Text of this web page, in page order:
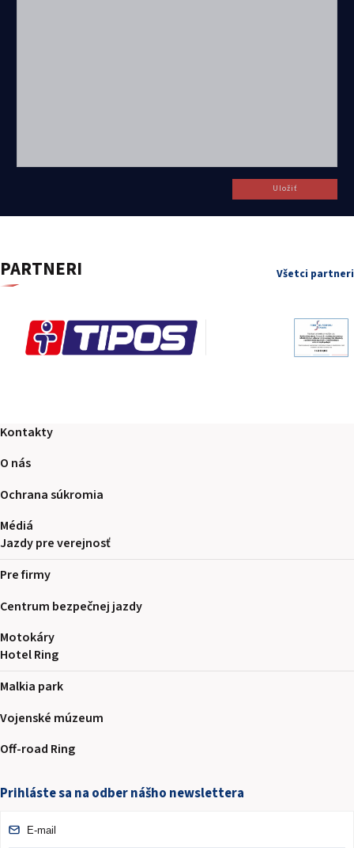
Uložiť
PARTNERI Všetci partneri
Kontakty
O nás
Ochrana súkromia
Médiá
Jazdy pre verejnosť
Pre firmy
Centrum bezpečnej jazdy
Motokáry
Hotel Ring
Malkia park
Vojenské múzeum
Off-road Ring
Prihláste sa na odber nášho newslettera